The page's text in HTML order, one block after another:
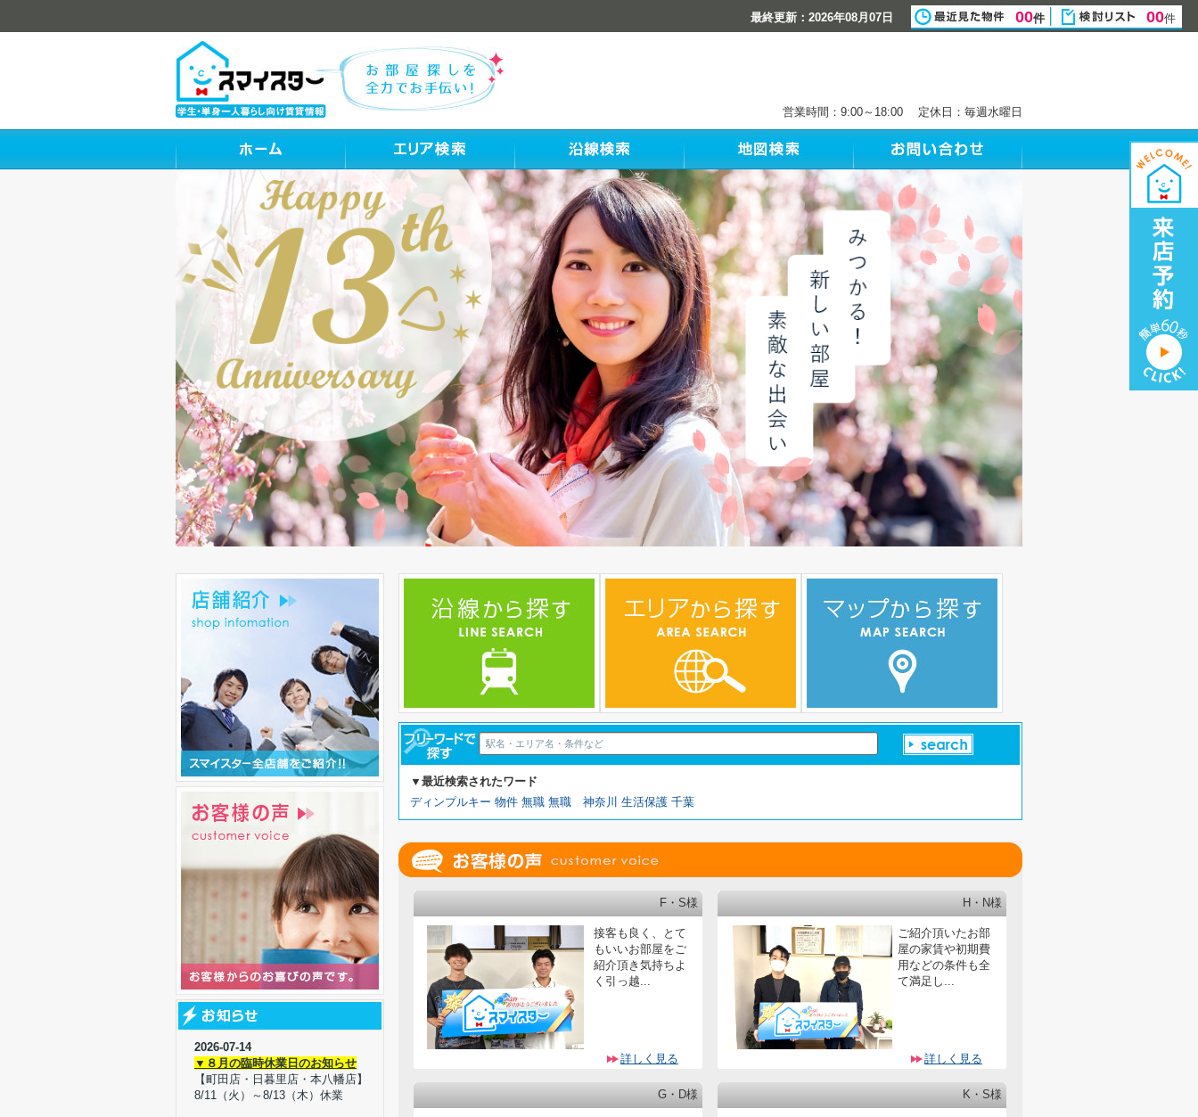
最終更新：2026年08月07日 00件 00件
営業時間：9:00～18:00 定休日：毎週水曜日
▼最近検索されたワード
ディンプルキー 物件 無職 無職 神奈川 生活保護 千葉
F・S様
接客も良く、とて
もいいお部屋をご
紹介頂き気持ちよ
く引っ越...
詳しく見る
H・N様
ご紹介頂いたお部
屋の家賃や初期費
用などの条件も全
て満足し...
詳しく見る
G・D様 K・S様
2026-07-14
▼８月の臨時休業日のお知らせ
【町田店・日暮里店・本八幡店】
8/11（火）～8/13（木）休業